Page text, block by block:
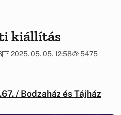
kiállítás
2025. 05. 05. 12:58 5475
/ Bodzaház és Tájház